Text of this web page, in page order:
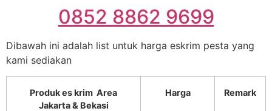
0852 8862 9699
Dibawah ini adalah list untuk harga eskrim pesta yang
kami sediakan
Produk es krim Area
Jakarta & Bekasi
Harga Remark